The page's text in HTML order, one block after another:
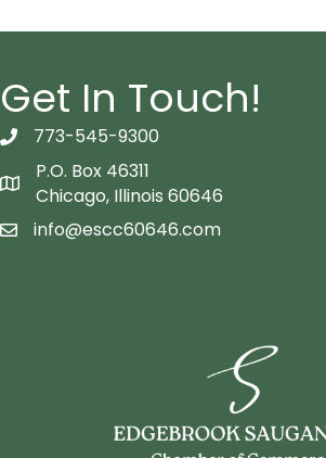
Get In Touch!
telephon icon
773-545-9300
Map icon
P.O. Box 46311
Chicago, Illinois 60646
email icon
info@escc60646.com